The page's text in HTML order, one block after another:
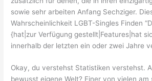
sowie sehr arbeiten Anfang Sechziger.
Wahrscheinlichkeit LGBT-Singles Finden
{hat|zur Verfügung gestellt|Features|hat
innerhalb der letzten ein oder zwei Jahre
Okay, du verstehst Statistiken verstehst.
bewusst eigene Welt? Einer von vielen